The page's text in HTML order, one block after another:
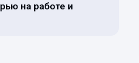
на работе и